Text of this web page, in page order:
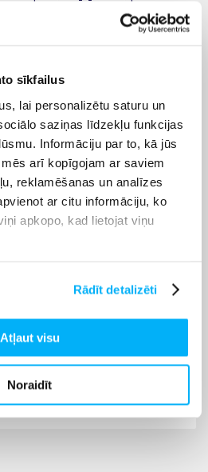
sīkfailus
lai personalizētu saturu un
saziņas līdzekļu funkcijas
Informāciju par to, kā jūs
arī kopīgojam ar saviem
reklamēšanas un analīzes
ar citu informāciju, ko
apkopo, kad lietojat viņu
Rādīt detalizēti
Atļaut visu
Noraidīt
iespējām un pirkuma
pieņemt lēmumu un pasūtīt
izvēlēto preci var iegādāties
daļās. Piegāde tiek
pakomātiem no 2,99 €, bet
uz pakomātu ir bez maksas;
€. Precīzs katras preces
norādīts konkrētās preces lapā.
Pirtis un saunas piegādāsim
internetā varētu saņemt jums
par precēm
kā gaidījām.